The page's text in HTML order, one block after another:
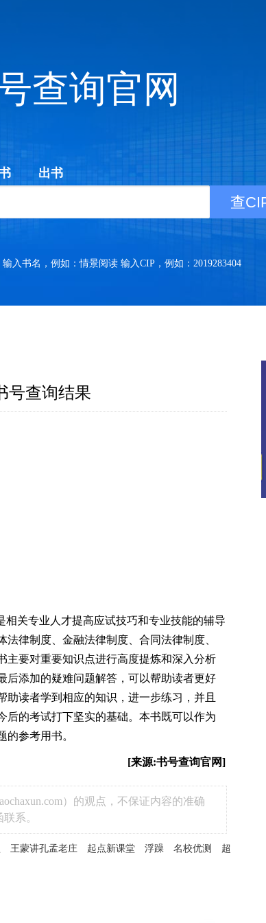
查询官网
出书
查
入书名，例如：情景阅读 输入CIP，例如：2019283404
号查询结果
相关专业人才提高应试技巧和专业技能的辅导
律制度、金融法律制度、合同法律制度、
主要对重要知识点进行高度提炼和深入分析
后添加的疑难问题解答，可以帮助读者更好
读者学到相应的知识，进一步练习，并且
后的考试打下坚实的基础。本书既可以作为
参考用书。
[来源:书号查询官网]
）的观点，不保证内容的准确
系。
王蒙讲孔孟老庄 起点新课堂 浮躁 名校优测
超